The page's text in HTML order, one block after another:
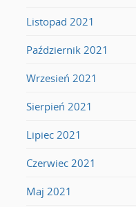
Listopad 2021
Październik 2021
Wrzesień 2021
Sierpień 2021
Lipiec 2021
Czerwiec 2021
Maj 2021